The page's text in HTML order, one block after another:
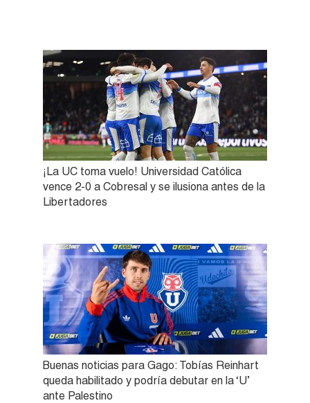
¡La UC toma vuelo! Universidad Católica
vence 2-0 a Cobresal y se ilusiona antes de la
Libertadores
Buenas noticias para Gago: Tobías Reinhart
queda habilitado y podría debutar en la ‘U’
ante Palestino